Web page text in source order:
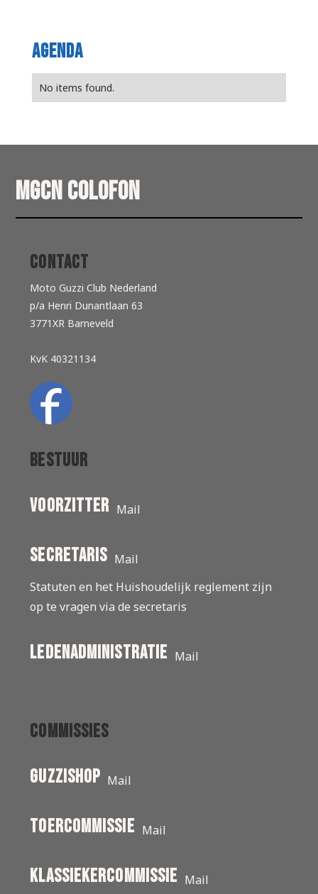
Agenda
No items found.
MGCN Colofon
Contact
Moto Guzzi Club Nederland
p/a Henri Dunantlaan 63
3771XR Barneveld
KvK 40321134
Bestuur
Voorzitter Mail
secretaris Mail
Statuten en het Huishoudelijk reglement zijn
op te vragen via de secretaris
ledenadministratie Mail
Commissies
Guzzishop Mail
toercommissie Mail
klassiekercommissie Mail